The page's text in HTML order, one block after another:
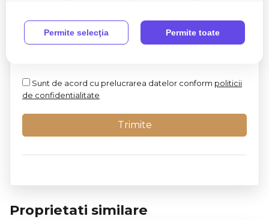
Sunt de acord cu prelucrarea datelor conform politicii
de confidentialitate
Proprietati similare
Permite selecţia Permite toate